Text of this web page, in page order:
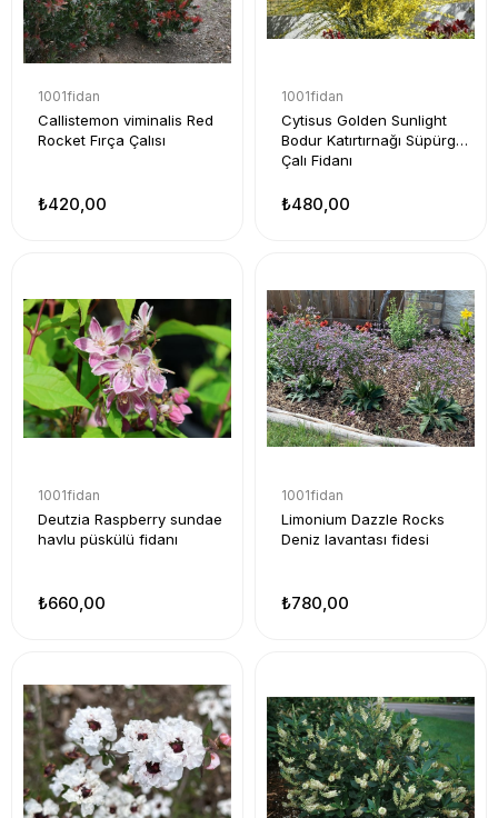
1001fidan
Callistemon viminalis Red
Rocket Fırça Çalısı
₺420,00
1001fidan
Cytisus Golden Sunlight
Bodur Katırtırnağı Süpürge
Çalı Fidanı
₺480,00
1001fidan
Deutzia Raspberry sundae
havlu püskülü fidanı
₺660,00
1001fidan
Limonium Dazzle Rocks
Deniz lavantası fidesi
₺780,00